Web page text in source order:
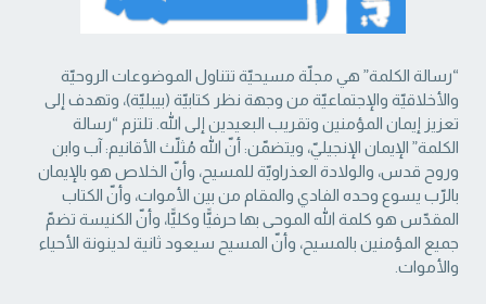
“رسالة الكلمة” هي مجلّة مسيحيّة تتناول الموضوعات الروحيّة
والأخلاقيّة والإجتماعيّة من ‏وجهة نظر كتابيّة (بيبليّة)، وتهدف إلى
تعزيز إيمان المؤمنين وتقريب البعيدين إلى الله. تلتزم “رسالة
‏الكلمة” الإيمان الإنجيليّ، ويتضمّن: أنّ الله مُثلّث الأقانيم: آب وابن
وروح قدس، والولادة العذراويّة ‏للمسيح، وأنّ الخلاص هو بالإيمان
بالرّب يسوع وحده الفادي والمقام من بين الأموات، وأنّ الكتاب
‏المقدّس هو كلمة الله الموحى بها حرفيًّا وكليًّا، وأنّ الكنيسة تضمّ
جميع المؤمنين بالمسيح، وأنّ المسيح ‏سيعود ثانية لدينونة الأحياء
والأموات. ‏